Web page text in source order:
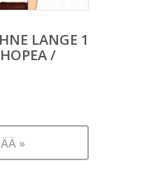
LANGE 1
/
»